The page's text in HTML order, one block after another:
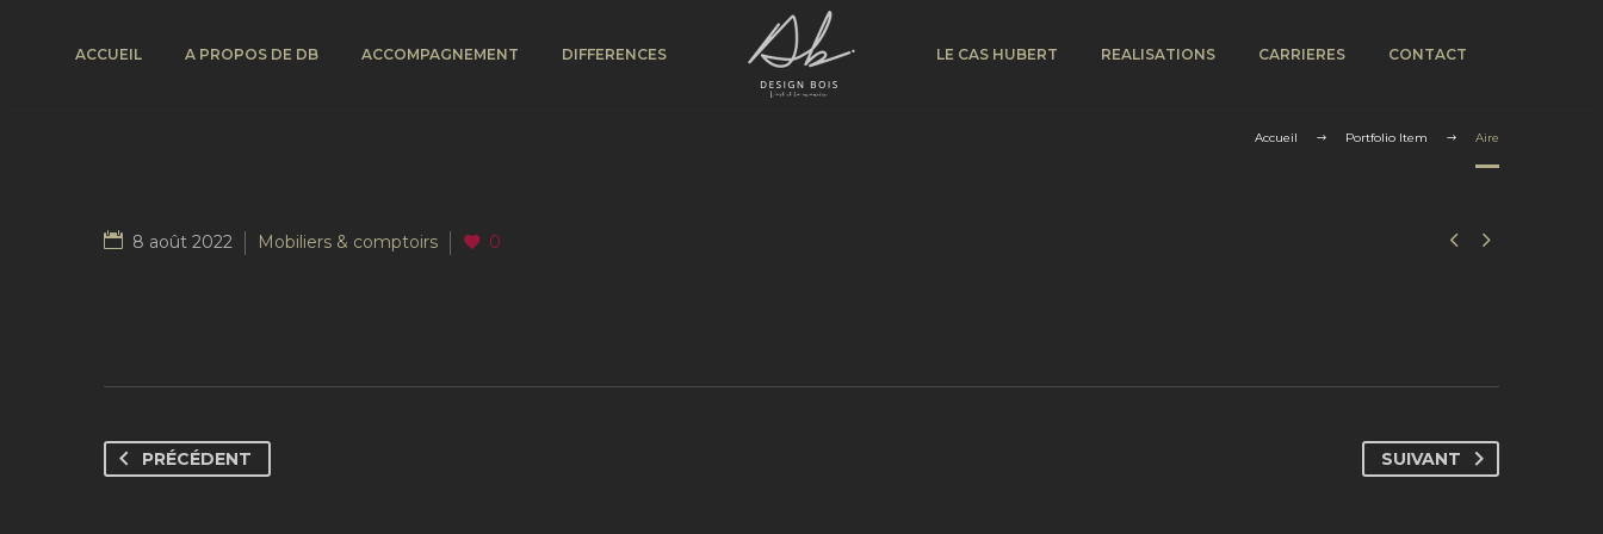
ACCUEIL A PROPOS DE DB ACCOMPAGNEMENT DIFFERENCES LE CAS HUBERT REALISATIONS CARRIERES CONTACT
Accueil Portfolio Item Aire
 
8 août 2022 Mobiliers & comptoirs 0
PRÉCÉDENT SUIVANT